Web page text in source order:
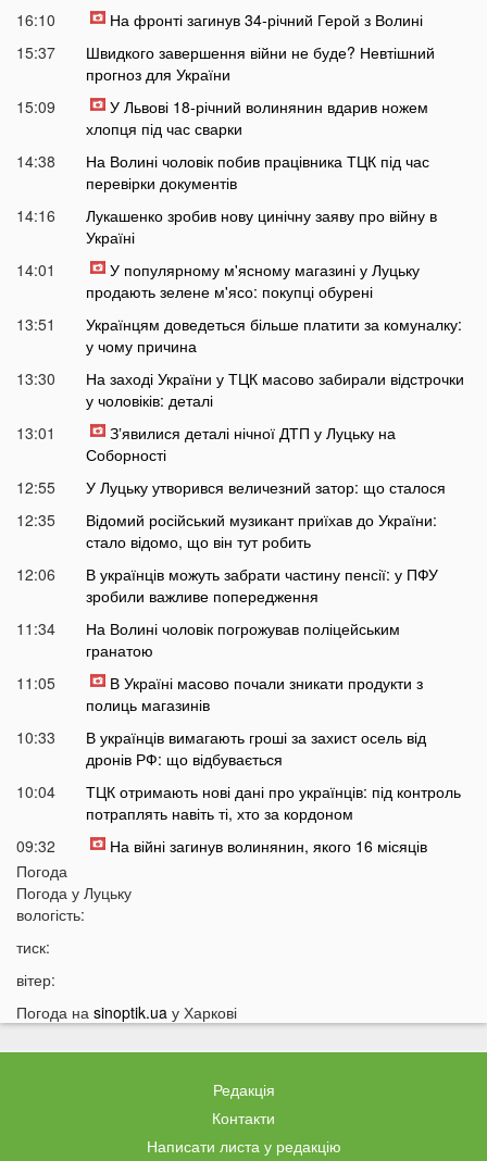
16:10
На фронті загинув 34-річний Герой з Волині
15:37
Швидкого завершення війни не буде? Невтішний
прогноз для України
15:09
У Львові 18-річний волинянин вдарив ножем
хлопця під час сварки
14:38
На Волині чоловік побив працівника ТЦК під час
перевірки документів
14:16
Лукашенко зробив нову цинічну заяву про війну в
Україні
14:01
У популярному м'ясному магазині у Луцьку
продають зелене м'ясо: покупці обурені
13:51
Українцям доведеться більше платити за комуналку:
у чому причина
13:30
На заході України у ТЦК масово забирали відстрочки
у чоловіків: деталі
13:01
Зʼявилися деталі нічної ДТП у Луцьку на
Соборності
12:55
У Луцьку утворився величезний затор: що сталося
12:35
Відомий російський музикант приїхав до України:
стало відомо, що він тут робить
12:06
В українців можуть забрати частину пенсії: у ПФУ
зробили важливе попередження
11:34
На Волині чоловік погрожував поліцейським
гранатою
11:05
В Україні масово почали зникати продукти з
полиць магазинів
10:33
В українців вимагають гроші за захист осель від
дронів РФ: що відбувається
10:04
ТЦК отримають нові дані про українців: під контроль
потраплять навіть ті, хто за кордоном
09:32
На війні загинув волинянин, якого 16 місяців
09:03
Захід України пішов під воду після потужних злив
07:46
постраждалі
07 СЕРПНЯ
Від цих напоїв ви будете спати як немовля
Три знаки Зодіаку несподівано розбагатіють
найближчим часом
Погода
Погода у Луцьку
вологість:
тиск:
вітер:
Погода на sinoptik.ua у Харкові
Редакція
Контакти
Написати листа у редакцію